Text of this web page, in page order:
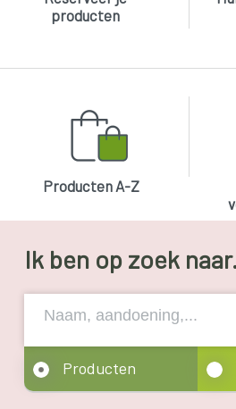
producten
Producten A-Z
Ik ben op zoek
Producten